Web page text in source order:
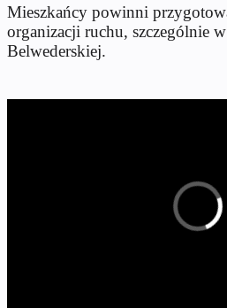
Mieszkańcy powinni
organizacji ruchu, szczególnie
Belwederskiej.